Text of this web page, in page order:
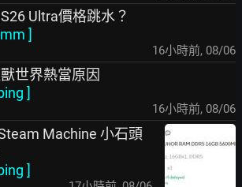
Ultra價格跳水？
]
16小時前, 08/06
世界熱當原因
]
16小時前, 08/06
Machine 小石頭
]